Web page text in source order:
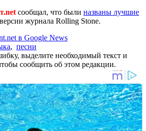
сообщал, что были названы лучшие
журнала Rolling Stone.
в Google News
, песни
выделите необходимый текст и
сообщить об этом редакции.